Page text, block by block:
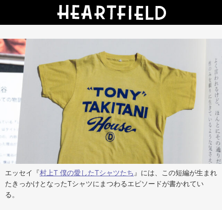
エッセイ『村上T 僕の愛したTシャツたち 』には、この短編が生まれ
たきっかけとなったTシャツにまつわるエピソードが書かれてい
る。